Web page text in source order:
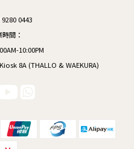
0443
間：
10:00PM
8A (THALLO & WAEKURA)